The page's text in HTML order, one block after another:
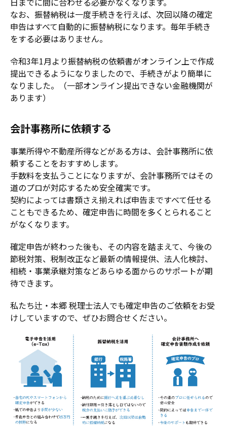
なお、振替納税は一度手続きを行えば、次回以降の確定
申告はすべて自動的に振替納税になります。毎年手続き
をする必要はありません。
令和3年1月より振替納税の依頼書がオンライン上で作成
提出できるようになりましたので、手続きがより簡単に
なりました。（一部オンライン提出できない金融機関が
あります）
会計事務所に依頼する
事業所得や不動産所得などがある方は、会計事務所に依
頼することをおすすめします。
手数料を支払うことになりますが、会計事務所ではその
道のプロが対応するため安全確実です。
契約によっては書類さえ揃えれば申告まですべて任せる
こともできるため、確定申告に時間を多くとられること
がなくなります。
確定申告が終わった後も、その内容を踏まえて、今後の
節税対策、税制改正など最新の情報提供、法人化検討、
相続・事業承継対策などあらゆる面からのサポートが期
待できます。
私たち辻・本郷 税理士法人でも確定申告のご依頼をお受
けしていますので、ぜひお問合せください。